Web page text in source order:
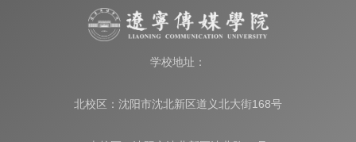
学校地址：
北校区：沈阳市沈北新区道义北大街168号